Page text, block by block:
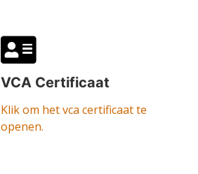
VCA Certificaat
Klik om het vca certificaat te
openen.